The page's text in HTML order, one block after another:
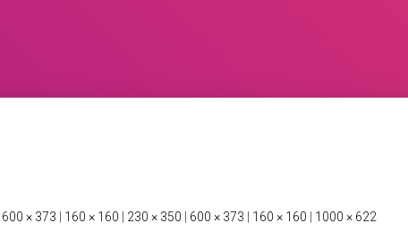
600 × 373 160 × 160 230 × 350 600 × 373 160 × 160 1000 × 622